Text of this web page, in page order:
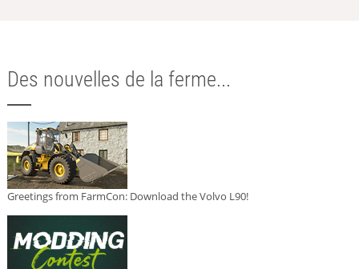
Des nouvelles de la ferme...
Greetings from FarmCon: Download the Volvo L90!